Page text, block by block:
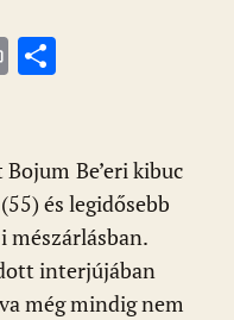
Pr
m
e
g
Bojum Be’eri kibuc
és legidősebb
mészárlásban.
interjújában
még mindig nem